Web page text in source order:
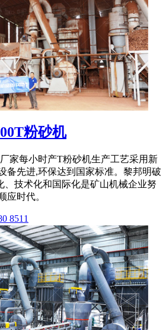
粉砂机
家每小时产T粉砂机生产工艺采用新
备先进,环保达到国家标准。黎邦明破
、技术化和国际化是矿山机械企业努
应时代。
8511